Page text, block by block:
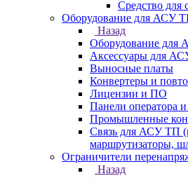
Средство для
Оборудование для АСУ
Назад
Оборудование для
Аксессуары для
Выносные платы
Конвертеры и
Лицензии и ПО
Панели оператора
Промышленные
Связь для АСУ ТП
маршрутизаторы,
Ограничители
Назад